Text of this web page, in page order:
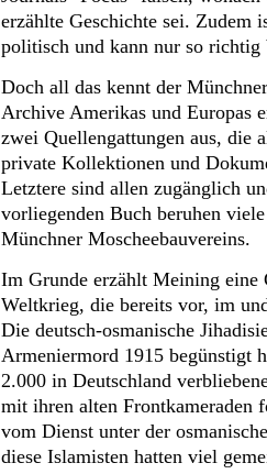
erzählte Geschichte sei. Zudem
politisch und kann nur so richtig
Doch all das kennt der
Archive Amerikas und Europas
zwei Quellengattungen aus, die
private Kollektionen und
Letztere sind allen zugänglich
vorliegenden Buch beruhen
Münchner Moscheebauvereins.
Im Grunde erzählt Meining eine
Weltkrieg, die bereits vor, im
Die deutsch-osmanische
Armeniermord 1915 begünstigt
2.000 in Deutschland
mit ihren alten Frontkameraden
vom Dienst unter der
diese Islamisten hatten viel